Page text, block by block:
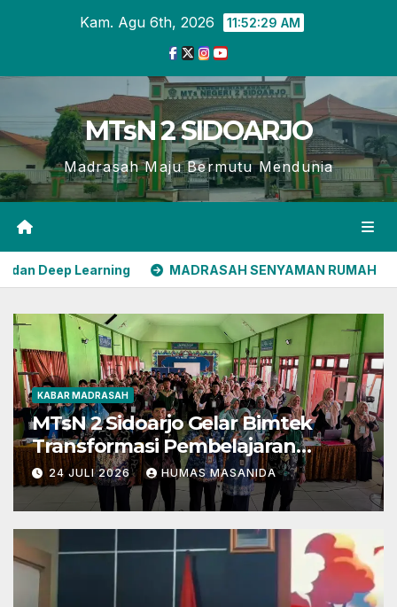
Kam. Agu 6th, 2026 11:52:31 AM
MTsN 2 SIDOARJO
Madrasah Maju Bermutu Mendunia
MADRASAH SENYAMAN RUMAH Sinergi UINSA dan
KABAR MADRASAH
MTsN 2 Sidoarjo Gelar Bimtek
Transformasi Pembelajaran
Berbasis AI dan Deep Learning
24 JULI 2026 HUMAS MASANIDA